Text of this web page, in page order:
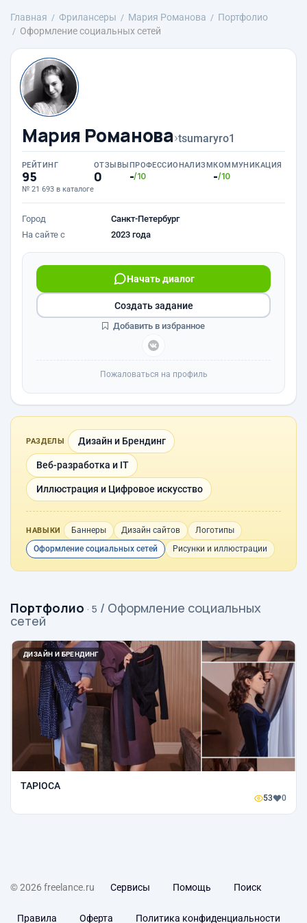
Главная Фрилансеры Мария Романова
Портфолио
Оформление социальных сетей
Мария Романова›tsumaryro1
РЕЙТИНГ
95
№ 21 693 в каталоге
ОТЗЫВЫ
0
ПРОФЕССИОНАЛИЗМ
-/10
КОММУНИКАЦИЯ
-/10
Город
Санкт-Петербург
На сайте с
2023 года
Начать диалог
Создать задание
Добавить в избранное
Пожаловаться на профиль
РАЗДЕЛЫ Дизайн и Брендинг
Веб-разработка и IT
Иллюстрация и Цифровое искусство
НАВЫКИ Баннеры Дизайн сайтов
Логотипы
Оформление социальных сетей
Рисунки и иллюстрации
Портфолио · 5 / Оформление социальных
сетей
ДИЗАЙН И БРЕНДИНГ
TAPIOCA
53 0
© 2026 freelance.ru Сервисы Помощь Поиск
Правила Оферта Политика конфиденциальности